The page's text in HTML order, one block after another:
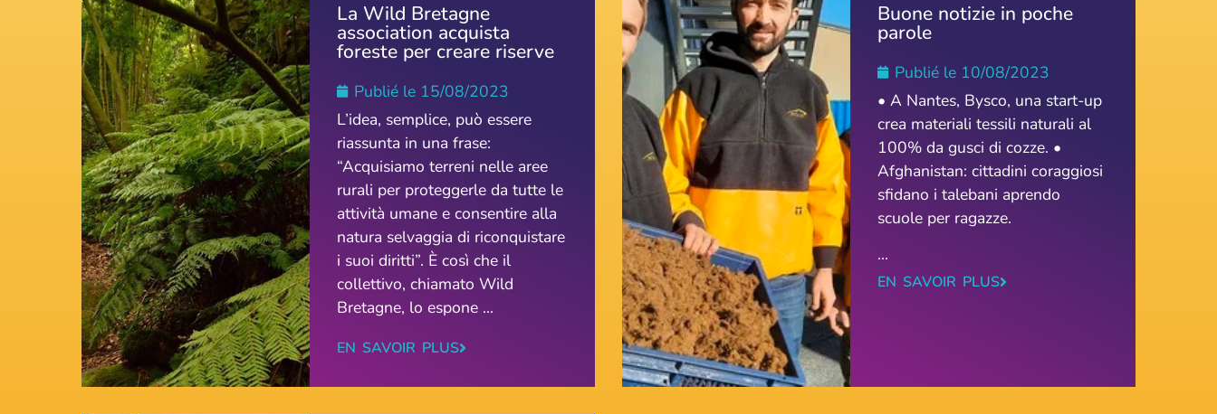
La Wild Bretagne
association acquista
foreste per creare riserve
Publié le 15/08/2023
L’idea, semplice, può essere
riassunta in una frase:
“Acquisiamo terreni nelle aree
rurali per proteggerle da tutte le
attività umane e consentire alla
natura selvaggia di riconquistare
i suoi diritti”. È così che il
collettivo, chiamato Wild
Bretagne, lo espone ...
EN SAVOIR PLUS
Buone notizie in poche
parole
Publié le 10/08/2023
• A Nantes, Bysco, una start-up
crea materiali tessili naturali al
100% da gusci di cozze. •
Afghanistan: cittadini coraggiosi
sfidano i talebani aprendo
scuole per ragazze.
...
EN SAVOIR PLUS